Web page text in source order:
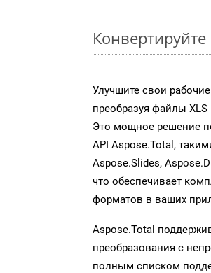
Улучшите свои
преобразуя файлы
Это мощное решение
API Aspose.Total,
Aspose.Slides,
что обеспечивает
форматов в ваших
Aspose.Total
преобразования с
полным списком